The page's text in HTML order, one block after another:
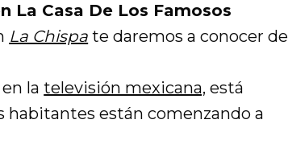
La Casa De Los Famosos
La Chispa te daremos a conocer de
en latelevisión mexicana, está
están comenzando a